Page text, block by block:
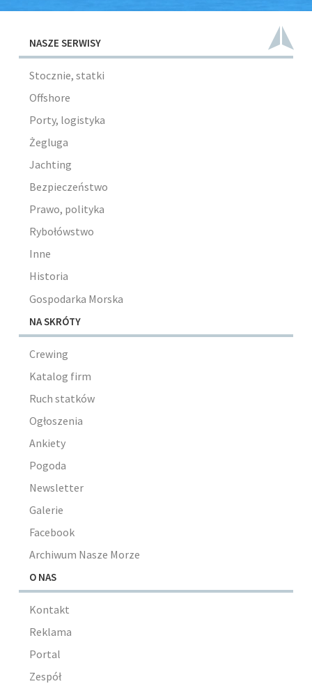
NASZE SERWISY
Stocznie, statki
Offshore
Porty, logistyka
Żegluga
Jachting
Bezpieczeństwo
Prawo, polityka
Rybołówstwo
Inne
Historia
Gospodarka Morska
NA SKRÓTY
Crewing
Katalog firm
Ruch statków
Ogłoszenia
Ankiety
Pogoda
Newsletter
Galerie
Facebook
Archiwum Nasze Morze
O NAS
Kontakt
Reklama
Portal
Zespół